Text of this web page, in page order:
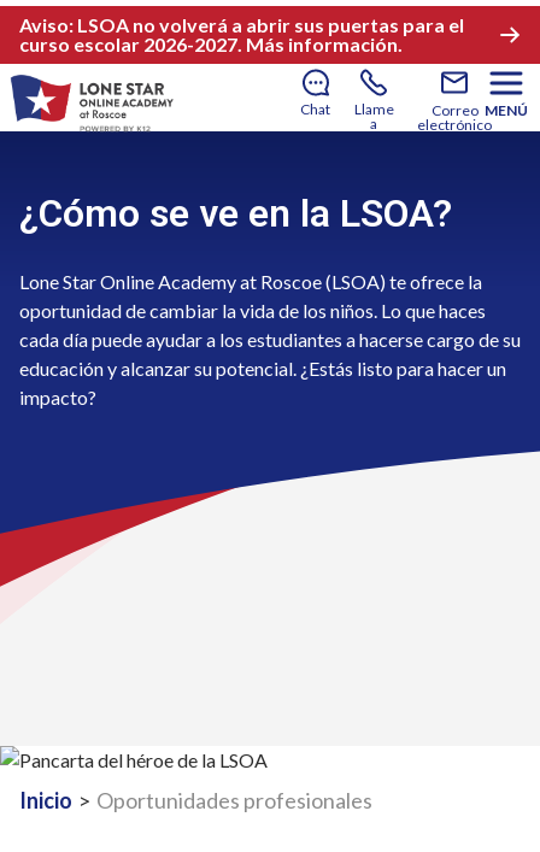
Aviso: LSOA no volverá a abrir sus puertas para el
curso escolar 2026-2027. Más información.
Chat
Llame
a
Correo
electrónico
MENÚ
¿Cómo se ve en la LSOA?
Lone Star Online Academy at Roscoe (LSOA) te ofrece la
oportunidad de cambiar la vida de los niños. Lo que haces
cada día puede ayudar a los estudiantes a hacerse cargo de su
educación y alcanzar su potencial. ¿Estás listo para hacer un
impacto?
Inicio > Oportunidades profesionales